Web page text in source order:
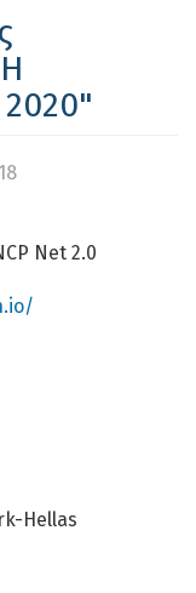
Net 2.0
Hellas